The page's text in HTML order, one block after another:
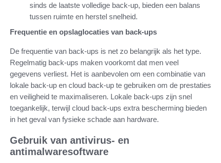
sinds de laatste volledige back-up, bieden een balans
tussen ruimte en herstel snelheid.
Frequentie en opslaglocaties van back-ups
De frequentie van back-ups is net zo belangrijk als het type.
Regelmatig back-ups maken voorkomt dat men veel
gegevens verliest. Het is aanbevolen om een combinatie van
lokale back-up en cloud back-up te gebruiken om de prestaties
en veiligheid te maximaliseren. Lokale back-ups zijn snel
toegankelijk, terwijl cloud back-ups extra bescherming bieden
in het geval van fysieke schade aan hardware.
Gebruik van antivirus- en
antimalwaresoftware